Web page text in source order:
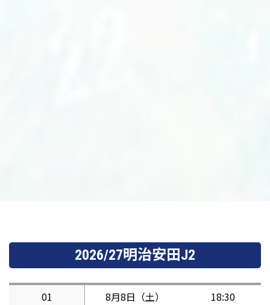
2026/27明治安田J2
01 8月8日（土）
18:30